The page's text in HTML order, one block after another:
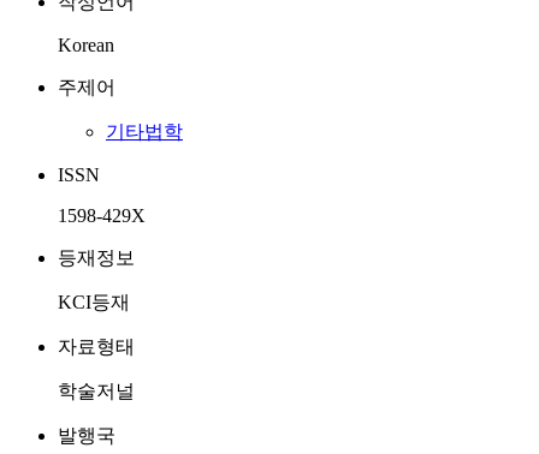
Korean
주제어
기타법학
ISSN
1598-429X
등재정보
KCI등재
자료형태
학술저널
발행국